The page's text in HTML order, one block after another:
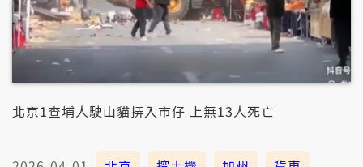
北京1查埔人駛山貓挵入市仔 上無13人死亡